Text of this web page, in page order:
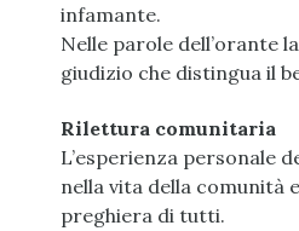
infamante.
Nelle parole dell’orante
giudizio che distingua il
Rilettura comunitaria
L’esperienza personale
nella vita della comunità
preghiera di tutti.